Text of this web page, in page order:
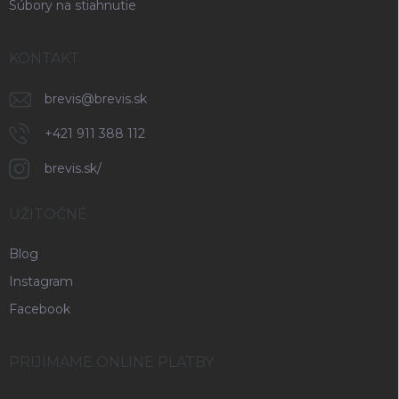
Súbory na stiahnutie
KONTAKT
brevis@brevis.sk
+421 911 388 112
brevis.sk/
UŽITOČNÉ
Blog
Instagram
Facebook
PRIJÍMAME ONLINE PLATBY